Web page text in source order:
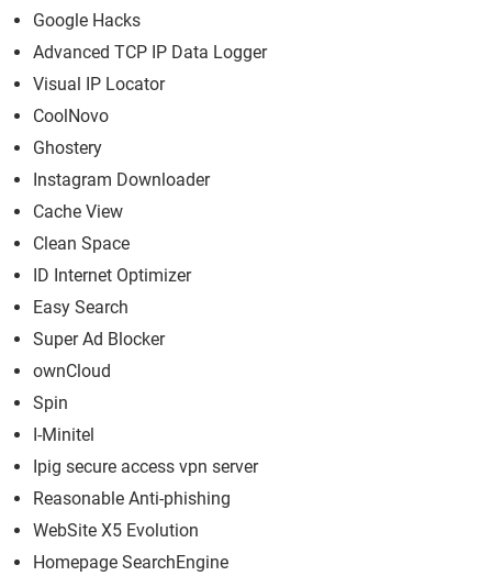
Google Hacks
Advanced TCP IP Data Logger
Visual IP Locator
CoolNovo
Ghostery
Instagram Downloader
Cache View
Clean Space
ID Internet Optimizer
Easy Search
Super Ad Blocker
ownCloud
Spin
I-Minitel
Ipig secure access vpn server
Reasonable Anti-phishing
WebSite X5 Evolution
Homepage SearchEngine